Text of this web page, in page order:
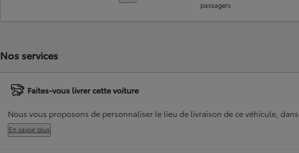
TOYOTA C-HR
HYBRIDE OU HYBRIDE RECHARGEABLE
passagers
Nos services
Faites-vous livrer cette voiture
Nous vous proposons de personnaliser le lieu de livraison de ce véhicule,
En savoir plus